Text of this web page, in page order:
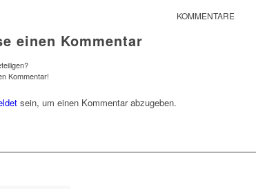
KOMMENTARE
einen Kommentar
Kommentar!
sein, um einen Kommentar abzugeben.